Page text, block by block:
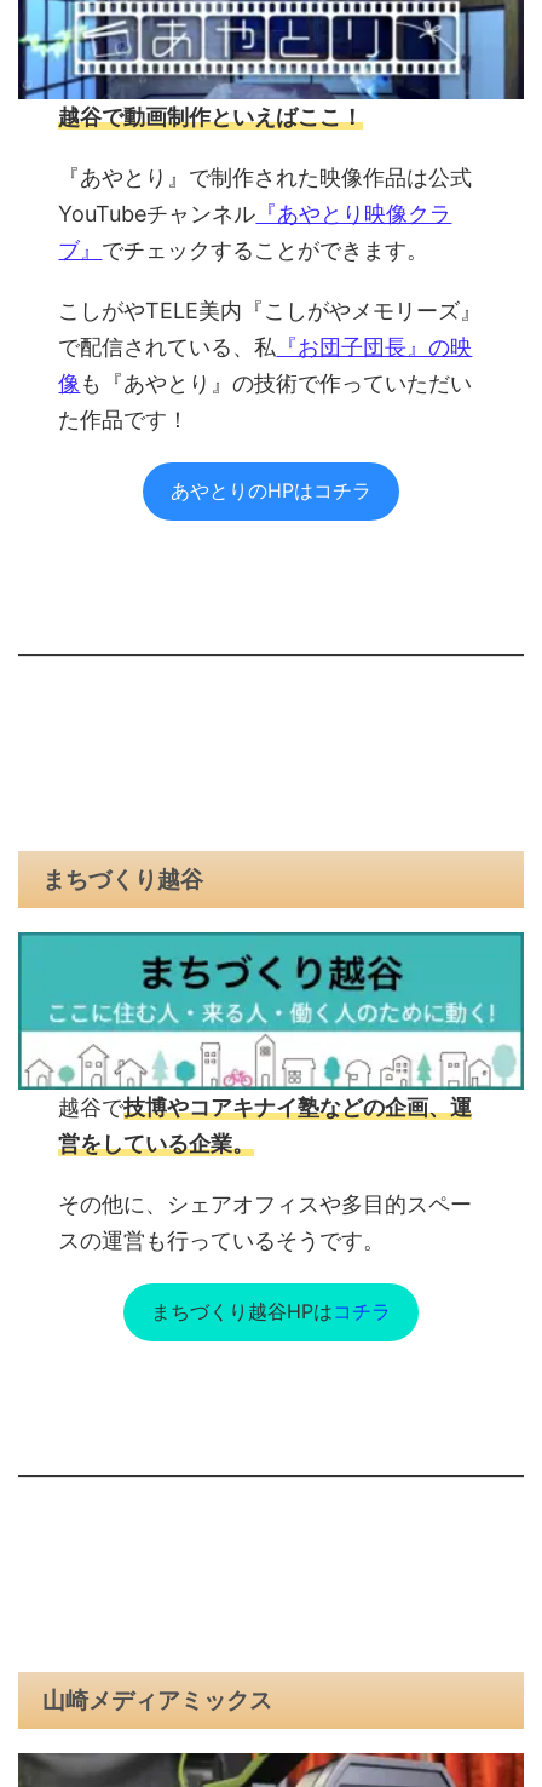
越谷で動画制作といえばここ！
『あやとり』で制作された映像作品は公式
YouTubeチャンネル 『あやとり映像クラ
ブ』 でチェックすることができます。
こしがやTELE美内『こしがやメモリーズ』
で配信されている、私 『お団子団長』の映
像も『あやとり』の技術で作っていただい
た作品です！
あやとりのHPはコチラ
まちづくり越谷
越谷で技博やコアキナイ塾などの企画、運
営をしている企業。
その他に、シェアオフィスや多目的スペー
スの運営も行っているそうです。
まちづくり越谷HPはコチラ
山崎メディアミックス